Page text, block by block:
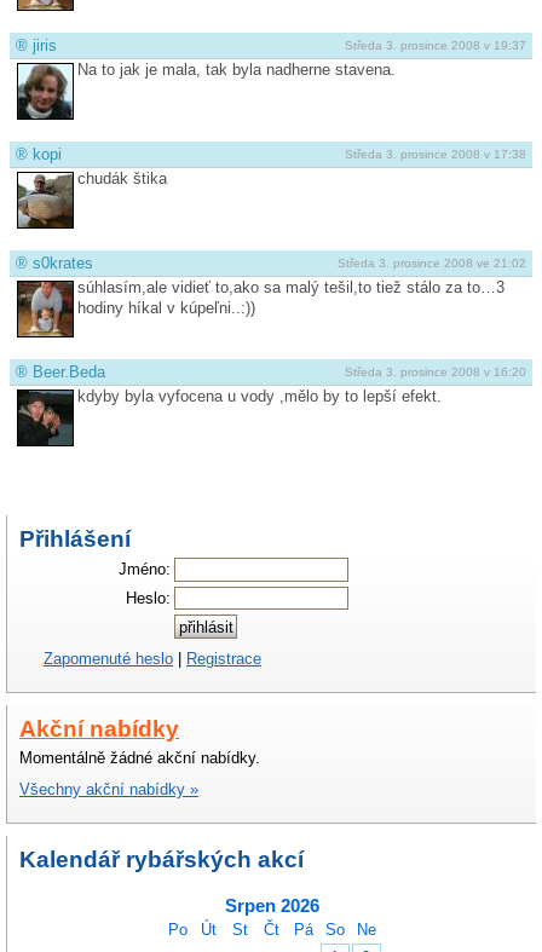
Středa 3. prosince 2008 v 19:37
® jiris
Na to jak je mala, tak byla nadherne stavena.
Středa 3. prosince 2008 v 17:38
® kopi
chudák štika
Středa 3. prosince 2008 ve 21:02
® s0krates
súhlasím,ale vidieť to,ako sa malý tešil,to tiež stálo za to…3
hodiny híkal v kúpeľni..:))
Středa 3. prosince 2008 v 16:20
® Beer.Beda
kdyby byla vyfocena u vody ,mělo by to lepší efekt.
Přihlášení
Jméno:
Heslo:
Zapomenuté heslo Registrace
Akční nabídky
Momentálně žádné akční nabídky.
Všechny akční nabídky »
Kalendář rybářských akcí
Srpen 2026
Po Út St Čt Pá So
Ne